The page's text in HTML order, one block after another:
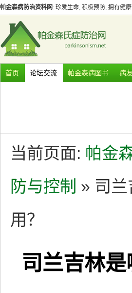
帕金森病防治资料网 : 珍爱生命, 积极预防, 拥有健
首页 论坛交流 帕金森病图书 病
当前页面: 帕金
防与控制 » 司
用？
司兰吉林